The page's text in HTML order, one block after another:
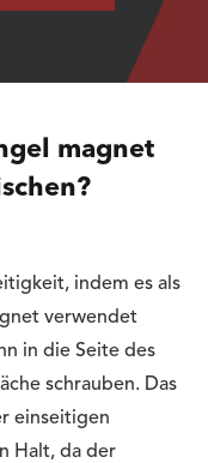
magnet
indem es als
verwendet
in die Seite des
schrauben. Das
einseitigen
Halt, da der